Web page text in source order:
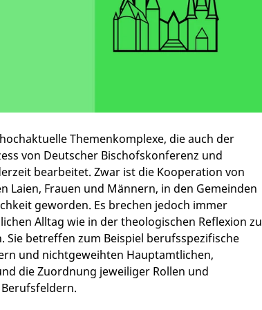
Themenkomplexe, die auch der
von Deutscher Bischofskonferenz und
bearbeitet. Zwar ist die Kooperation von
Frauen und Männern, in den Gemeinden
geworden. Es brechen jedoch immer
Alltag wie in der theologischen Reflexion zu
betreffen zum Beispiel berufsspezifische
und nichtgeweihten Hauptamtlichen,
die Zuordnung jeweiliger Rollen und